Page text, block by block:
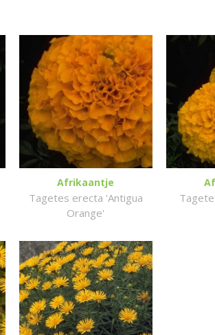
Afrikaantje
Tagetes erecta 'Antigua
Orange'